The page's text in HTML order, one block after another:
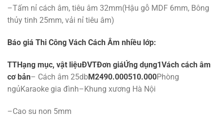
–Tấm nỉ cách âm, tiêu âm 32mm(Hậu gỗ MDF 6mm, Bông
thủy tinh 25mm, vải nỉ tiêu âm)
Báo giá Thi Công Vách Cách Âm nhiều lớp:
TTHạng mục, vật liệuĐVTĐơn giáỨng dụng1Vách cách âm
cơ bản– Cách âm 25dbM2490.000510.000Phòng
ngủKaraoke gia đình–Khung xương Hà Nội
–Cao su non 5mm